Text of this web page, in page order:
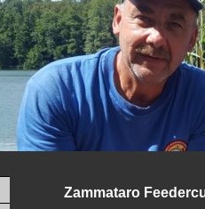
Zammataro